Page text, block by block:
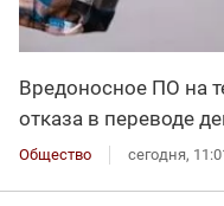
Вредоносное ПО на
отказа в переводе
Общество сегодня,